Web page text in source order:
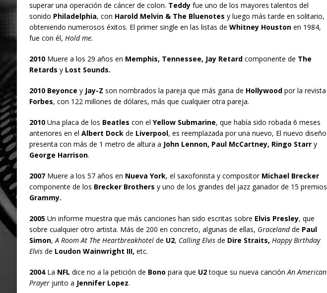
superar una operación de cáncer de colon. Teddyfue uno de los mayores talentos del
sonido Philadelphia, con Harold Melvin & The Bluenotes y luego más tarde en solitario,
obteniendo numerosos éxitos. El primer single en las listas de Whitney Houstonen 1984,
fue con él, Hold me.
2010Muere a los 29 años en Memphis, Tennessee, Jay Retardcomponente de The
Retards y Lost Sounds.
2010 Beyonce yJay-Z son nombrados la pareja que más gana de Hollywoodpor la revista
Forbes, con 122 millones de dólares, más que cualquier otra pareja.
2010Una placa de los Beatles con el Yellow Submarine, que había sido robada 6 meses
anteriores en el Albert Dockde Liverpool, es reemplazada por una nuevo, El nuevo diseño
presenta con más de 1 metro de altura a John Lennon, Paul McCartney, Ringo Starry
George Harrison.
2007Muere a los 57 años en Nueva York, el saxofonista y compositor Michael Brecker
componente de los Brecker Brothers y uno de los grandes del jazz ganador de 15 premios
Grammy.
2005Un informe muestra que más canciones han sido escritas sobre Elvis Presley, que
sobre cualquier otro artista. Más de 200 en concreto, algunas de ellas, Gracelandde Paul
Simon, A Room At The Heartbreakhotelde U2, Calling Elvisde Dire Straits, Happy Birthday
Elvisde Loudon Wainwright III, etc.
2004La NFL dice no a la petición de Bono para que U2toque su nueva canción An American
Prayerjunto a Jennifer Lopez.